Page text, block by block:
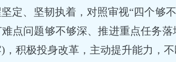
定、坚韧执着，对照审视“四个够
点问题够不够深、推进重点任务
，积极投身改革，主动提升能力，